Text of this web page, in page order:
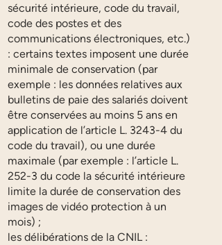
sécurité intérieure, code du travail,
code des postes et des
communications électroniques, etc.)
: certains textes imposent une durée
minimale de conservation (par
exemple : les données relatives aux
bulletins de paie des salariés doivent
être conservées au moins 5 ans en
application de l’article L. 3243-4 du
code du travail), ou une durée
maximale (par exemple : l’article L.
252-3 du code la sécurité intérieure
limite la durée de conservation des
images de vidéo protection à un
mois) ;
les délibérations de la CNIL :